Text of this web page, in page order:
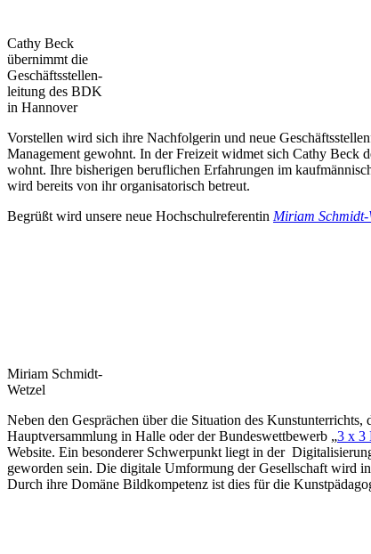
Cathy Beck
übernimmt die
Geschäftsstellen-
leitung des BDK
in Hannover
Vorstellen wird sich ihre Nachfolgerin und neue
Management gewohnt. In der Freizeit widmet sich Cathy Beck
wohnt. Ihre bisherigen beruflichen Erfahrungen im
wird bereits von ihr organisatorisch betreut.
Begrüßt wird unsere neue Hochschulreferentin Miriam Schmidt-
Miriam Schmidt-
Wetzel
Neben den Gesprächen über die Situation des
Hauptversammlung in Halle oder der Bundeswettbewerb „3 x 3
Website. Ein besonderer Schwerpunkt liegt in der
geworden sein. Die digitale Umformung der Gesellschaft wird
Durch ihre Domäne Bildkompetenz ist dies für die